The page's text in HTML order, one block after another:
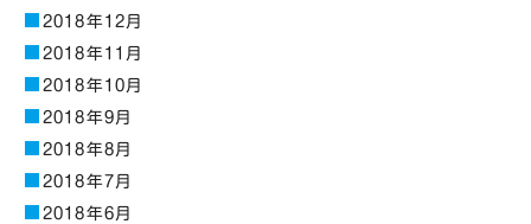
2018年12月
2018年11月
2018年10月
2018年9月
2018年8月
2018年7月
2018年6月